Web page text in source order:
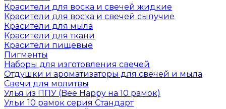
Красители для воска и свечей жидкие
Красители для воска и свечей сыпучие
Красители для мыла
Красители для ткани
Красители пищевые
Пигменты
Наборы для изготовления свечей
Отдушки и ароматизаторы для свечей и мыла
Свечи для молитвы
Улья из ППУ (Bee Happy на 10 рамок)
Ульи 10 рамок серия Стандарт